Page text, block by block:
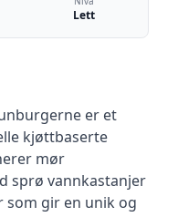
Lett
er et
kjøttbaserte
mør
sprø vannkastanjer
som gir en unik og